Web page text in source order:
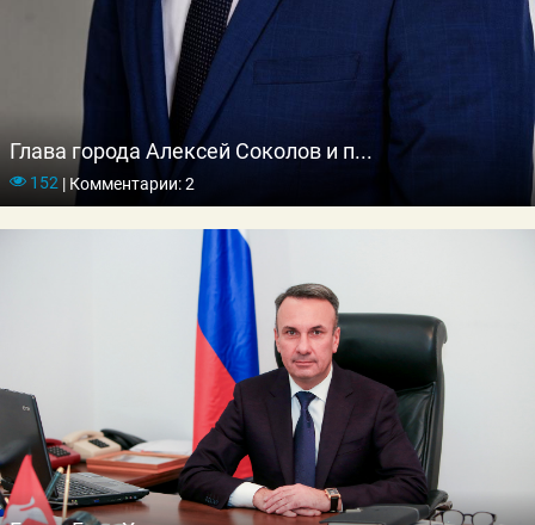
Глава города Алексей Соколов и п...
152 |Комментарии: 2